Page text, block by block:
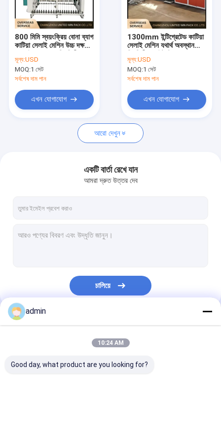
আমাদের সম্পর্কে
কারখানা ভ্রমণ
মান নিয়ন্ত্রণ
খবর
মনোফিলামেন্ট এক্সট্রুশন লাইন
কৃত্রিম ঘাস উৎপাদন লাইন
বৃত্তাকার তাঁতের খুচরা যন্ত্রাংশ
800 মিমি স্বয়ংক্রিয় বোনা ব্যাগ
কাটিয়া সেলাই মেশিন উচ্চ দক্ষতা
আউটপুট
মূল্য:USD
MOQ:1 সেট
সর্বশেষ দাম পান
এখন যোগাযোগ
1300mm ইন্টিগ্রেটেড কাটিয়া
সেলাই মেশিন যথার্থ অবস্থান
জন্য
মূল্য:USD
MOQ:1 সেট
সর্বশেষ দাম পান
এখন যোগাযোগ
আরো দেখুন
একটি বার্তা রেখে যান
আমরা দ্রুত উত্তর দেব
চালিয়ে
আমাদের বিভাগসমূহ
admin
10:24 AM
Good day, what product are you looking for?